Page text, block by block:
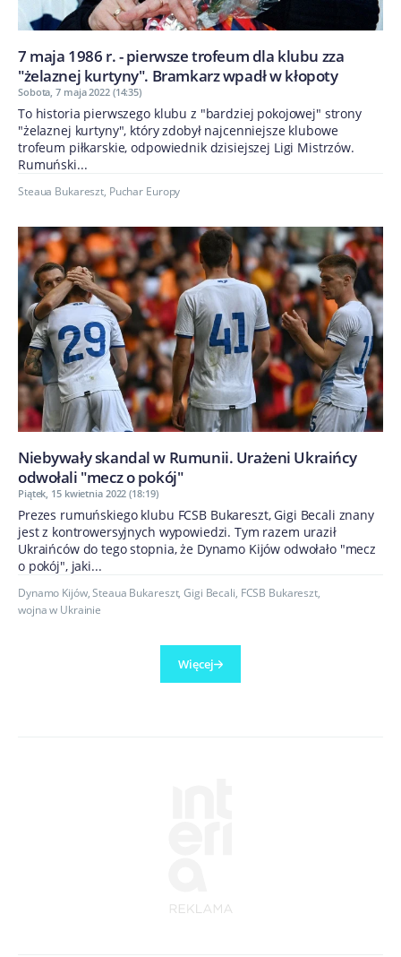
7 maja 1986 r. - pierwsze trofeum dla klubu zza
"żelaznej kurtyny". Bramkarz wpadł w kłopoty
Sobota, 7 maja 2022 (14:35)
To historia pierwszego klubu z "bardziej pokojowej" strony
"żelaznej kurtyny", który zdobył najcenniejsze klubowe
trofeum piłkarskie, odpowiednik dzisiejszej Ligi Mistrzów.
Rumuński...
Steaua Bukareszt, Puchar Europy
Niebywały skandal w Rumunii. Urażeni Ukraińcy
odwołali "mecz o pokój"
Piątek, 15 kwietnia 2022 (18:19)
Prezes rumuńskiego klubu FCSB Bukareszt, Gigi Becali znany
jest z kontrowersyjnych wypowiedzi. Tym razem uraził
Ukraińców do tego stopnia, że Dynamo Kijów odwołało "mecz
o pokój", jaki...
Dynamo Kijów,Steaua Bukareszt,Gigi Becali, FCSB Bukareszt,
wojna w Ukrainie
Więcej